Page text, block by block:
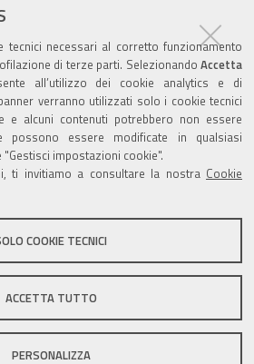
tecnici necessari al corretto funzionamento
di terze parti. Selezionando Accetta
all’utilizzo dei cookie analytics e di
verranno utilizzati solo i cookie tecnici
e alcuni contenuti potrebbero non essere
possono essere modificate in qualsiasi
impostazioni cookie".
ti invitiamo a consultare la nostra Cookie
COOKIE TECNICI
ACCETTA TUTTO
PERSONALIZZA
15/02/2023
Valuta questo sito
di Zola Predosa